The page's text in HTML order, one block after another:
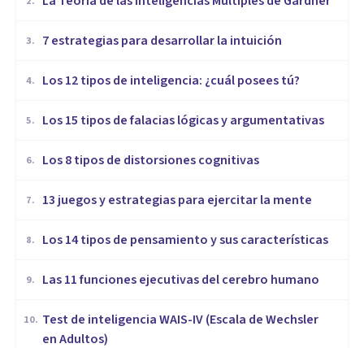
3. 7 estrategias para desarrollar la intuición
4. Los 12 tipos de inteligencia: ¿cuál posees tú?
5. Los 15 tipos de falacias lógicas y argumentativas
6. Los 8 tipos de distorsiones cognitivas
7. 13 juegos y estrategias para ejercitar la mente
8. Los 14 tipos de pensamiento y sus características
9. Las 11 funciones ejecutivas del cerebro humano
10. Test de inteligencia WAIS-IV (Escala de Wechsler
en Adultos)